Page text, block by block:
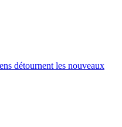
détournent les nouveaux